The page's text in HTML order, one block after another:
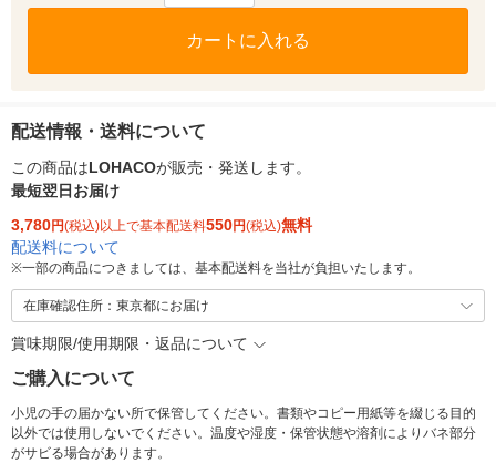
カートに入れる
配送情報・送料について
この商品はLOHACOが販売・発送します。
最短翌日お届け
3,780円(税込)以上で基本配送料550円(税込)無料
配送料について
※一部の商品につきましては、基本配送料を当社が負担いたします。
在庫確認住所：東京都にお届け
賞味期限/使用期限・返品について
ご購入について
小児の手の届かない所で保管してください。書類やコピー用紙等を綴じる目的
以外では使用しないでください。温度や湿度・保管状態や溶剤によりバネ部分
がサビる場合があります。